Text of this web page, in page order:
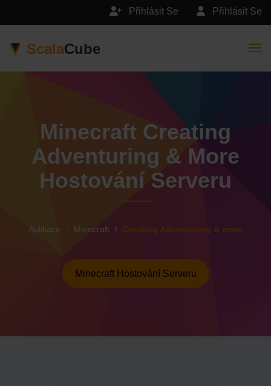
Přihlásit Se
Přihlásit Se
ScalaCube
Minecraft Creating
Adventuring & More
Hostování Serveru
Aplikace Minecraft Creating Adventuring & more
Minecraft Hostování Serveru